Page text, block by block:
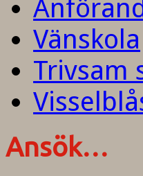
Vänskola
Trivsam
Ansök…